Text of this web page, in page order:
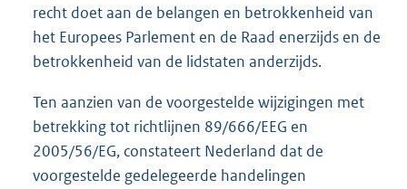
recht doet aan de belangen en betrokkenheid van
het Europees Parlement en de Raad enerzijds en de
betrokkenheid van de lidstaten anderzijds.
Ten aanzien van de voorgestelde wijzigingen met
betrekking tot richtlijnen 89/666/EEG en
2005/56/EG, constateert Nederland dat de
voorgestelde gedelegeerde handelingen